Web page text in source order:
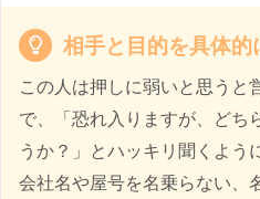
相手と目的を具体的
この人は押しに弱いと思うと
で、「恐れ入りますが、どち
うか？」とハッキリ聞くよう
会社名や屋号を名乗らない、